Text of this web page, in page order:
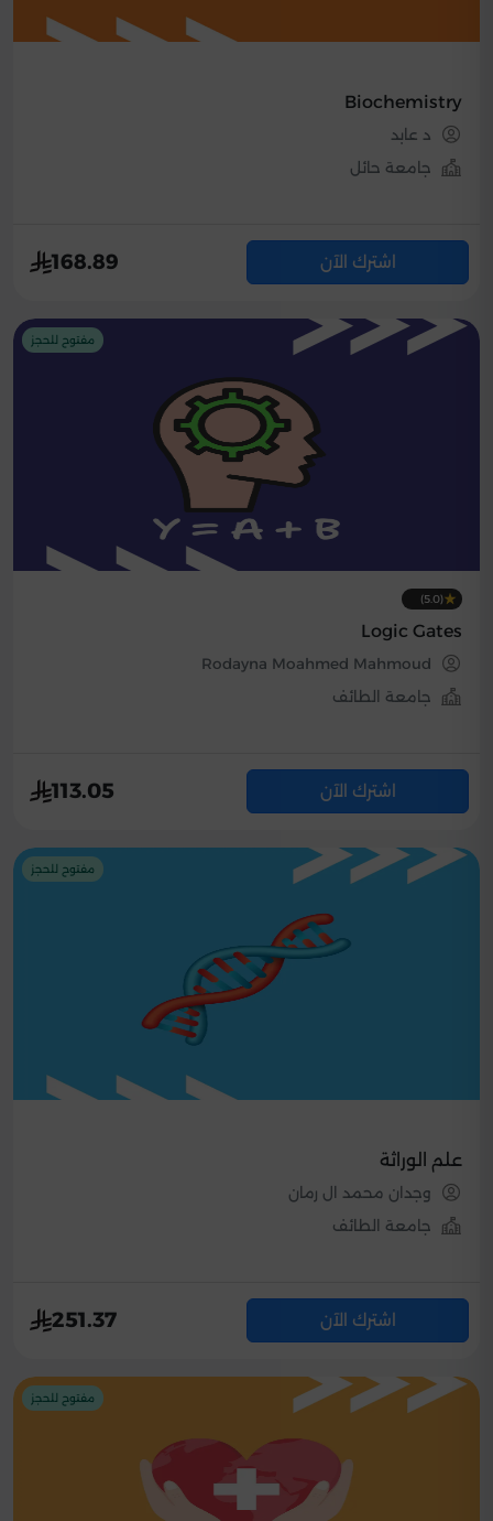
Biochemistry
د عابد
جامعة حائل
اشترك الآن 168.89
مفتوح للحجز
(5.0)
Logic Gates
Rodayna Moahmed Mahmoud
جامعة الطائف
اشترك الآن 113.05
مفتوح للحجز
علم الوراثة
وجدان محمد ال رمان
جامعة الطائف
اشترك الآن 251.37
مفتوح للحجز